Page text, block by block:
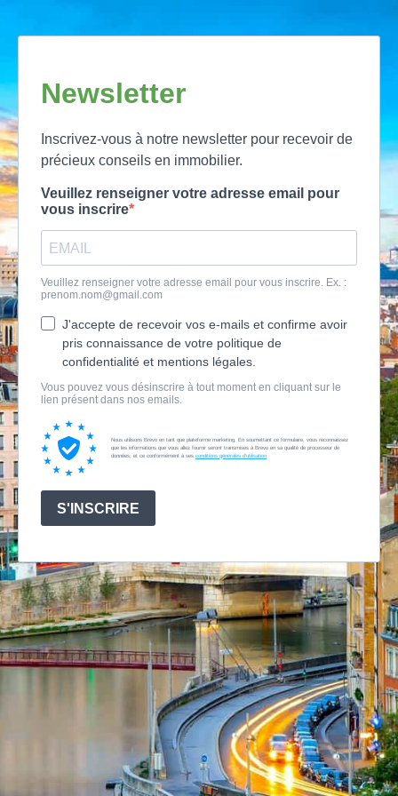
Newsletter
Inscrivez-vous à notre newsletter pour recevoir de
précieux conseils en immobilier.
Veuillez renseigner votre adresse email pour
vous inscrire
Veuillez renseigner votre adresse email pour vous inscrire. Ex. :
prenom.nom@gmail.com
J'accepte de recevoir vos e-mails et confirme avoir
pris connaissance de votre politique de
confidentialité et mentions légales.
Vous pouvez vous désinscrire à tout moment en cliquant sur le
lien présent dans nos emails.
Nous utilisons Brevo en tant que plateforme marketing. En soumettant ce formulaire, vous reconnaissez
que les informations que vous allez fournir seront transmises à Brevo en sa qualité de processeur de
données; et ce conformément à ses conditions générales d'utilisation
S'INSCRIRE